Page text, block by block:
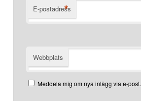
E-postadress
*
Webbplats
Meddela mig om nya inlägg via e-post.